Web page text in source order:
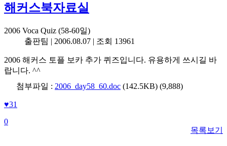
해커스북자료실
2006 Voca Quiz (58-60일)
출판팀 | 2006.08.07 | 조회 13961
2006 해커스 토플 보카 추가 퀴즈입니다. 유용하게 쓰시길 바
랍니다. ^^
첨부파일 : 2006_day58_60.doc (142.5KB) (9,888)
♥31
목록보기
0